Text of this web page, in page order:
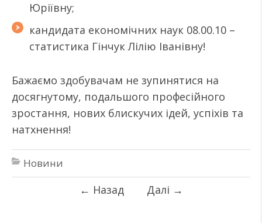
Юріївну;
кандидата економічних наук 08.00.10 –
статистика Гінчук Лілію Іванівну!
Бажаємо здобувачам не зупинятися на
досягнутому, подальшого професійного
зростання, нових блискучих ідей, успіхів та
натхнення!
Новини
← Назад Далі →